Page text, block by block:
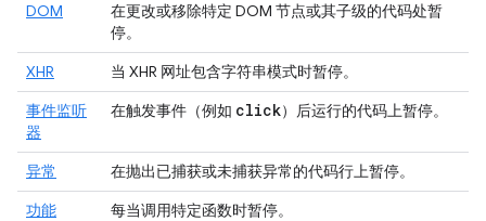
DOM
在更改或移除特定 DOM 节点或其子级的代码处暂
停。
XHR
当 XHR 网址包含字符串模式时暂停。
事件监听
器
在触发事件（例如 click）后运行的代码上暂停。
异常
在抛出已捕获或未捕获异常的代码行上暂停。
功能
每当调用特定函数时暂停。